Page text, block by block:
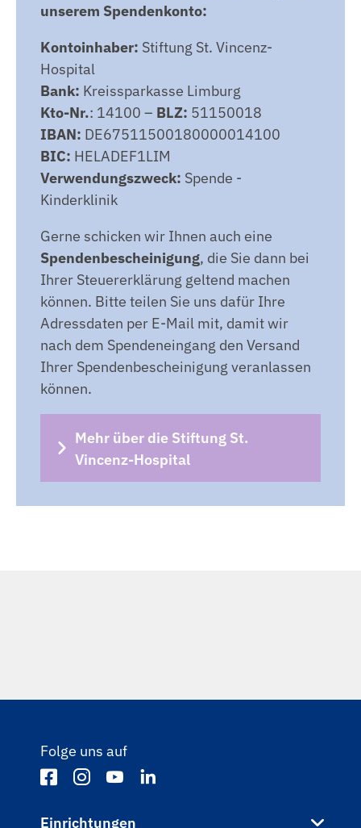
unserem Spendenkonto:
Kontoinhaber: Stiftung St. Vincenz-
Hospital
Bank: Kreissparkasse Limburg
Kto-Nr.: 14100 – BLZ: 51150018
IBAN: DE67511500180000014100
BIC: HELADEF1LIM
Verwendungszweck: Spende -
Kinderklinik
Gerne schicken wir Ihnen auch eine
Spendenbescheinigung, die Sie dann bei
Ihrer Steuererklärung geltend machen
können. Bitte teilen Sie uns dafür Ihre
Adressdaten per E-Mail mit, damit wir
nach dem Spendeneingang den Versand
Ihrer Spendenbescheinigung veranlassen
können.
Mehr über die Stiftung St.
Vincenz-Hospital
Folge uns auf
Einrichtungen